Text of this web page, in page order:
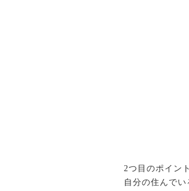
2つ目のポイン
自分の住んで